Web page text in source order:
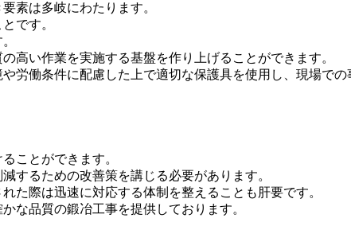
素は多岐にわたります。
です。
高い作業を実施する基盤を作り上げることができます。
労働条件に配慮した上で適切な保護具を使用し、現場での
ことができます。
するための改善策を講じる必要があります。
た際は迅速に対応する体制を整えることも肝要です。
な品質の鍛冶工事を提供しております。